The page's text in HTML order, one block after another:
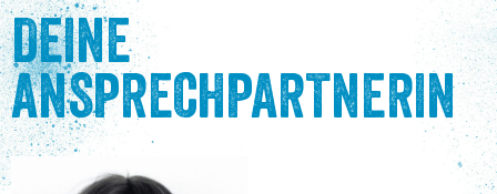
DEINE
ANSPRECHPARTNERIN